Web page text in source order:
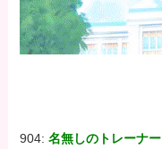
904:名無しのトレーナー